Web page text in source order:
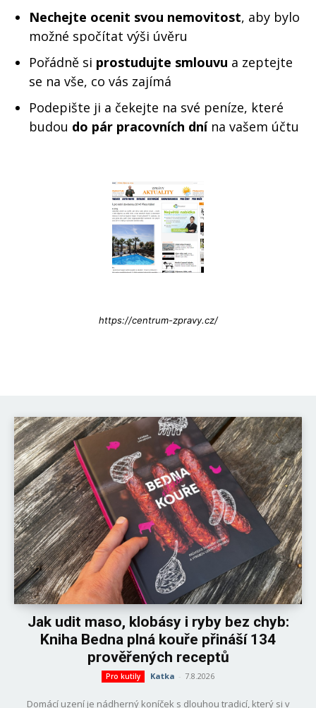
Nechejte ocenit svou nemovitost, aby bylo
možné spočítat výši úvěru
Pořádně si prostudujte smlouvu a zeptejte
se na vše, co vás zajímá
Podepište ji a čekejte na své peníze, které
budou do pár pracovních dnína vašem účtu
https://centrum-zpravy.cz/
Jak udit maso, klobásy i ryby bez chyb:
Kniha Bedna plná kouře přináší 134
prověřených receptů
Pro kutily Katka - 7.8.2026
Domácí uzení je nádherný koníček s dlouhou tradicí, který si v